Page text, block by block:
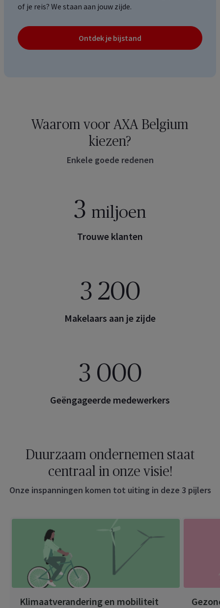
of je reis? We staan aan jouw zijde.
Ontdek je bijstand
Waarom voor AXA Belgium
kiezen?
Enkele goede redenen
3 miljoen
Trouwe klanten
3 200
Makelaars aan je zijde
3 000
Geëngageerde medewerkers
Duurzaam ondernemen staat
centraal in onze visie!
Onze inspanningen komen tot uiting in deze 3 pijlers
Klimaatverandering en mobiliteit